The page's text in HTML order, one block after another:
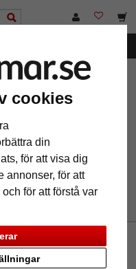
cookies
din
för att visa dig
annonser, för att
för att förstå var
Filter: Produkttyp:
Återställ alla filter